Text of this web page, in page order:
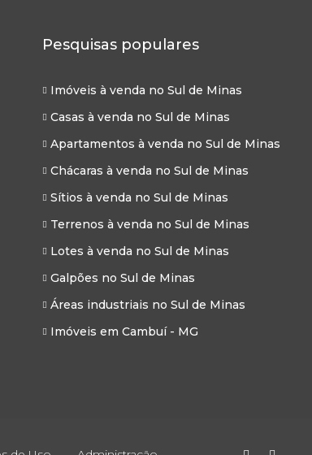
Pesquisas populares
Imóveis à venda no Sul de Minas
Casas à venda no Sul de Minas
Apartamentos à venda no Sul de Minas
Chácaras à venda no Sul de Minas
Sítios à venda no Sul de Minas
Terrenos à venda no Sul de Minas
Lotes à venda no Sul de Minas
Galpões no Sul de Minas
Áreas industriais no Sul de Minas
Imóveis em Cambuí - MG